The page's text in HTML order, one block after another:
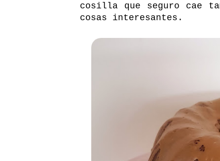
cosilla que seguro cae
cosas interesantes.